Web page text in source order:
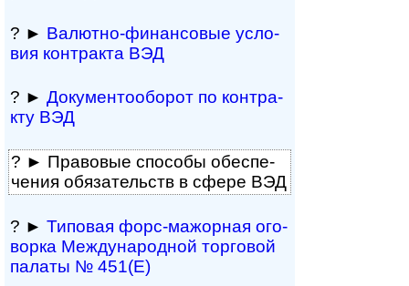
? ► Валютно-фи­нан­со­вые усло­
вия кон­т­ра­кта ВЭД
? ► Документо­обо­рот по кон­т­ра­
кту ВЭД
? ► Правовые спо­собы обе­спе­
че­ния обя­за­тельств в сфере ВЭД
? ► Типовая форс-­ма­жо­р­ная ого­
во­рка Меж­ду­на­род­ной тор­го­вой
па­ла­ты № 451(Е)